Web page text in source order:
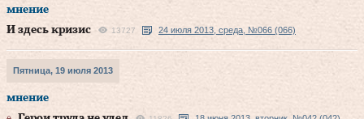
мнение
И здесь кризис
13727 24 июля 2013, среда, №066 (066)
Пятница, 19 июля 2013
мнение